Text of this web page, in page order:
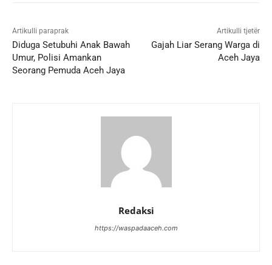
Artikulli paraprak
Diduga Setubuhi Anak Bawah
Umur, Polisi Amankan
Seorang Pemuda Aceh Jaya
Artikulli tjetër
Gajah Liar Serang Warga di
Aceh Jaya
Redaksi
https://waspadaaceh.com